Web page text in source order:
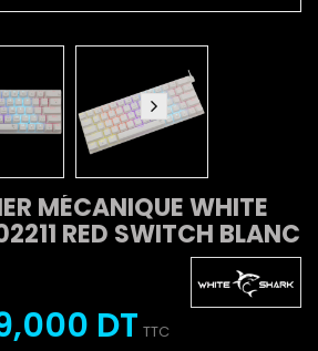
MÉCANIQUE WHITE
RED SWITCH BLANC
DT TTC